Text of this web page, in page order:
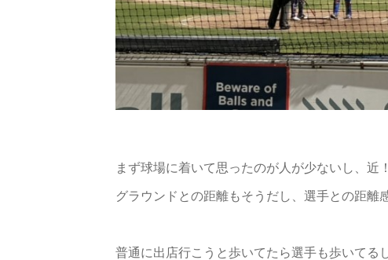
まず球場に着いて思ったのが人が少ないし、近
グラウンドとの距離もそうだし、選手との距離
普通に出店行こうと歩いてたら選手も歩いてる